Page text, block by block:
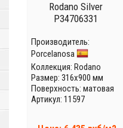
Rodano Silver
P34706331
Производитель:
Porcelanosa
Коллекция: Rodano
Размер: 316x900 мм
Поверхность: матовая
Артикул: 11597